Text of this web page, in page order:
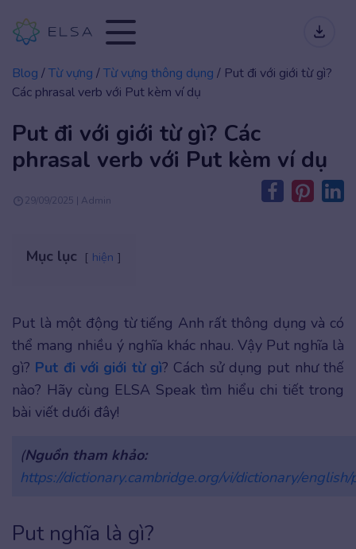
Blog /Từ vựng /Từ vựng thông dụng / Put đi với giới từ gì?
Các phrasal verb với Put kèm ví dụ
Put đi với giới từ gì? Các
phrasal verb với Put kèm ví dụ
29/09/2025 | Admin
Mục lục hiện
Put là một động từ tiếng Anh rất thông dụng và có
thể mang nhiều ý nghĩa khác nhau. Vậy Put nghĩa là
gì? Put đi với giới từ gì? Cách sử dụng put như thế
nào? Hãy cùng ELSA Speak tìm hiểu chi tiết trong
bài viết dưới đây!
(Nguồn tham khảo:
https://dictionary.cambridge.org/vi/dictionary/english/
Put nghĩa là gì?